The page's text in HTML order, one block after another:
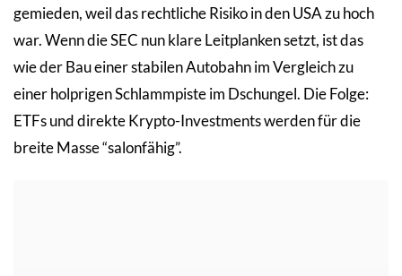
gemieden, weil das rechtliche Risiko in den USA zu hoch
war. Wenn die SEC nun klare Leitplanken setzt, ist das
wie der Bau einer stabilen Autobahn im Vergleich zu
einer holprigen Schlammpiste im Dschungel. Die Folge:
ETFs und direkte Krypto-Investments werden für die
breite Masse “salonfähig”.